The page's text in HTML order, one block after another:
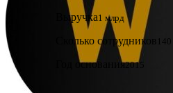
Выручка1 млрд
Сколько сотрудников 140
Год основания2015